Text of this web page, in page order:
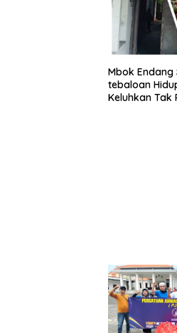
Mbok
tebaloan
Keluhkan Tak